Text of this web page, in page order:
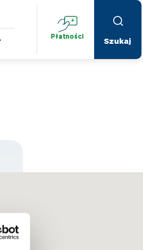
Płatności